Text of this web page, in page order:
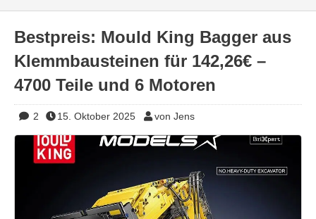
Bestpreis: Mould King Bagger aus
Klemmbausteinen für 142,26€ –
4700 Teile und 6 Motoren
2 15. Oktober 2025 von Jens